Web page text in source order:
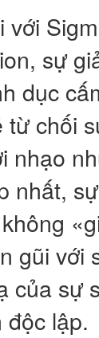
với
sự
dục
từ chối
nhạo
nhất,
gũi với
của sự
lập.